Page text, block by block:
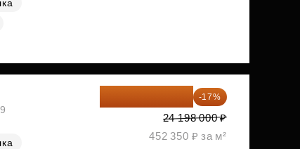
-17%
24 198 000 ₽
452 350 ₽ за м²